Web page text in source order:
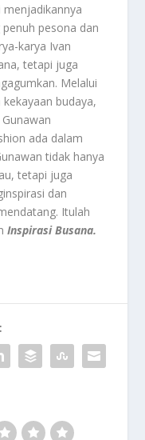
menjadikannya
pesona dan
karya Ivan
tetapi juga
Melalui
budaya,
ada dalam
tidak hanya
tetapi juga
dan
Itulah
Inspirasi Busana.